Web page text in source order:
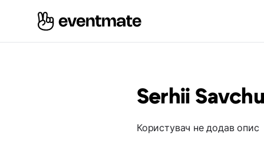
Serhii
Користувач не додав опис